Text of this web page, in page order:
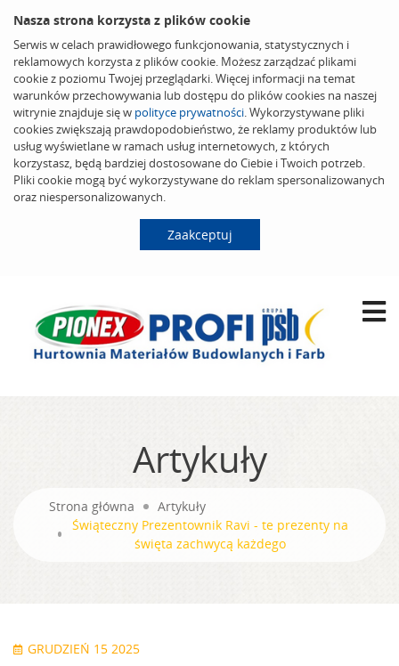
Nasza strona korzysta z plików cookie
Serwis w celach prawidłowego funkcjonowania, statystycznych i
reklamowych korzysta z plików cookie. Możesz zarządzać plikami
cookie z poziomu Twojej przeglądarki. Więcej informacji na temat
warunków przechowywania lub dostępu do plików cookies na naszej
witrynie znajduje się w polityce prywatności. Wykorzystywane pliki
cookies zwiększają prawdopodobieństwo, że reklamy produktów lub
usług wyświetlane w ramach usług internetowych, z których
korzystasz, będą bardziej dostosowane do Ciebie i Twoich potrzeb.
Pliki cookie mogą być wykorzystywane do reklam spersonalizowanych
oraz niespersonalizowanych.
Zaakceptuj
Artykuły
Strona główna
Artykuły
Świąteczny Prezentownik Ravi - te prezenty na
święta zachwycą każdego
GRUDZIEŃ 15 2025